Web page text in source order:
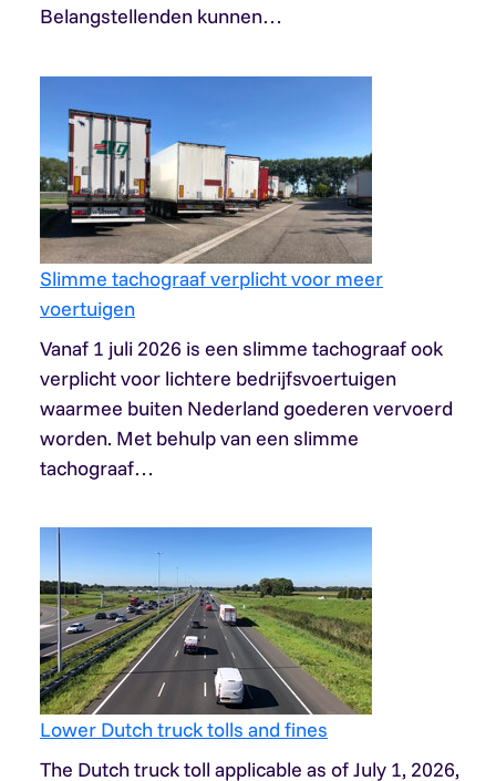
Belangstellenden kunnen…
Slimme tachograaf verplicht voor meer
voertuigen
Vanaf 1 juli 2026 is een slimme tachograaf ook
verplicht voor lichtere bedrijfsvoertuigen
waarmee buiten Nederland goederen vervoerd
worden. Met behulp van een slimme
tachograaf…
Lower Dutch truck tolls and fines
The Dutch truck toll applicable as of July 1, 2026,